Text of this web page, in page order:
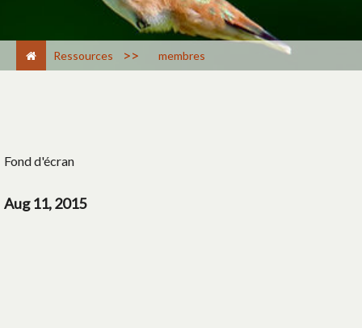
Ressources > membres
Fond d'écran
Aug 11, 2015